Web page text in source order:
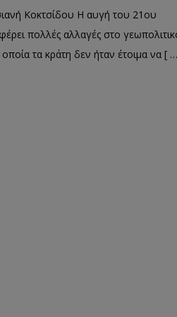
Κοκτσίδου Η αυγή του 21ου
πολλές αλλαγές στο
οποία τα κράτη δεν ήταν έτοιμα να [ …